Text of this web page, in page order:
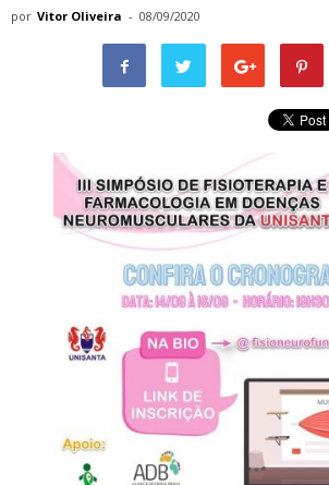
por Vitor Oliveira - 08/09/2020